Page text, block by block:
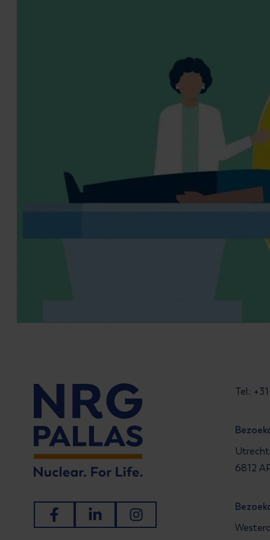
Ga naar Facebook
Ga naar LinkedInGa naar Instagram
Tel.:
6812